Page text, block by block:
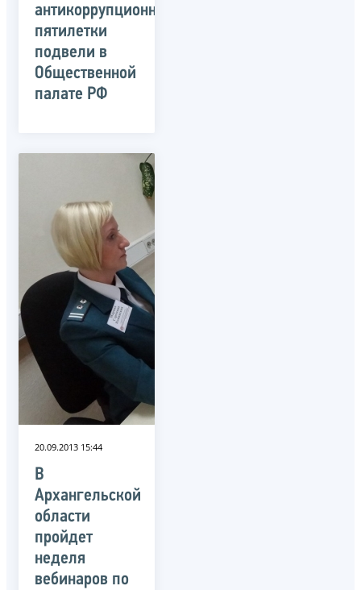
антикоррупционной
пятилетки
подвели в
Общественной
палате РФ
20.09.2013 15:44
В
Архангельской
области
пройдет
неделя
вебинаров по